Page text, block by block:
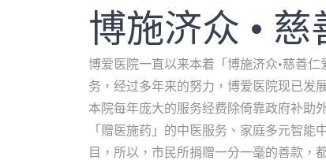
博施济众 • 慈
博爱医院一直以来本着「博施济众•慈善
务，经过多年来的努力，博爱医院现已发
本院每年庞大的服务经费除倚靠政府补助
「赠医施药」的中医服务、家庭多元智
目，所以，市民所捐赠一分一毫的善款，